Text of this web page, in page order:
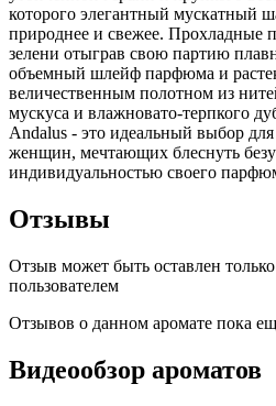
которого элегантный мускатный
природнее и свежее. Прохладные
зелени отыграв свою партию
объемный шлейф парфюма и
величественным полотном из
мускуса и влажновато-терпкого
Andalus - это идеальный выбор
женщин, мечтающих блеснуть
индивидуальностью своего
Отзывы
Отзыв может быть оставлен
пользователем
Отзывов о данном аромате пока
Видеообзор ароматов